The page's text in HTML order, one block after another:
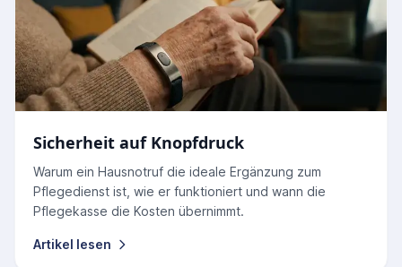
Sicherheit auf Knopfdruck
Warum ein Hausnotruf die ideale Ergänzung zum
Pflegedienst ist, wie er funktioniert und wann die
Pflegekasse die Kosten übernimmt.
Artikel lesen